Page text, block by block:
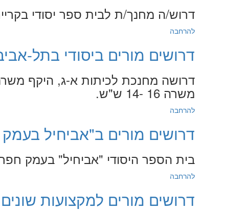
דרוש/ה מחנך/ת לבית ספר יסודי
להרחבה
דרושים מורים ביסודי בתל-אביב -
משרה 16 -14 ש"ש.
להרחבה
דרושים מורים ב"אביחיל בעמק חפר -
בית הספר היסודי "אביחיל" בעמק
להרחבה
דרושים מורים למקצועות שונים